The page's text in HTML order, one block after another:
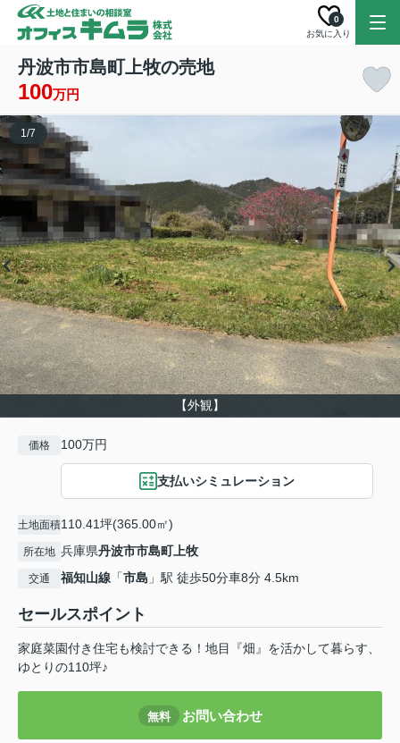
お気に入り
0
丹波市市島町上牧の売地
100万円
【外観】
1/7
価格 100万円
支払いシミュレーション
土地面積110.41坪(365.00㎡)
所在地 兵庫県丹波市市島町上牧
交通 福知山線 「市島 」駅 徒歩50分車8分 4.5km
セールスポイント
家庭菜園付き住宅も検討できる！地目『畑』を活かして暮らす、
ゆとりの110坪♪
無料 お問い合わせ